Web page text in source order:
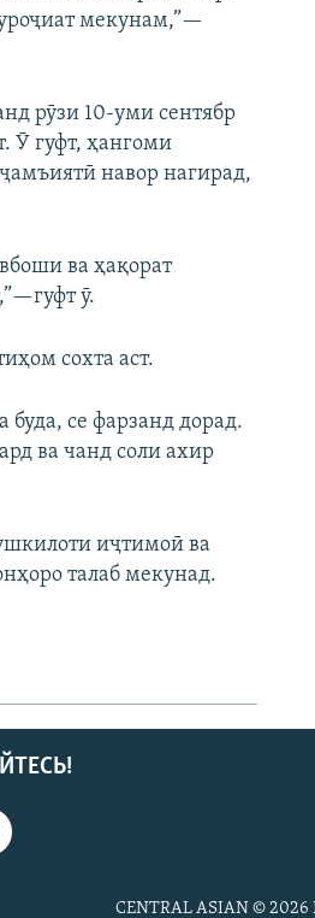
мекунам,”—
рӯзи 10-уми сентябр
Ӯ гуфт, ҳангоми
навор нагирад,
ва ҳақорат
ӯ.
сохта аст.
се фарзанд дорад.
ва чанд соли ахир
иҷтимоӣ ва
талаб мекунад.
CENTRAL ASIAN ©